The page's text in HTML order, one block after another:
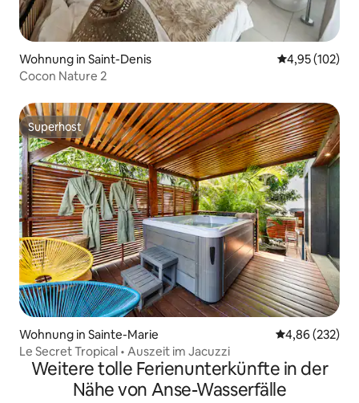
Wohnung in Saint-Denis
4,95 (102)
Cocon Nature 2
Superhost
Superhost
Wohnung in Sainte-Marie
4,86 (232)
Le Secret Tropical • Auszeit im Jacuzzi
Weitere tolle Ferienunterkünfte in der
Nähe von Anse-Wasserfälle